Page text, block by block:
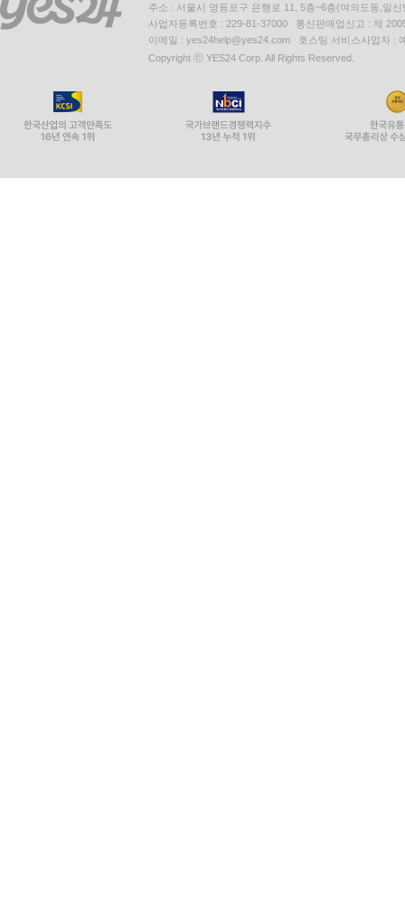
주소 : 서울시 영등포구 은행로 11, 5층~6층(여의도동,일신
사업자등록번호 : 229-81-37000 통신판매업신고 : 제
이메일 : yes24help@yes24.com 호스팅 서비스사업자 :
Copyright ⓒ YES24 Corp. All Rights Reserved.